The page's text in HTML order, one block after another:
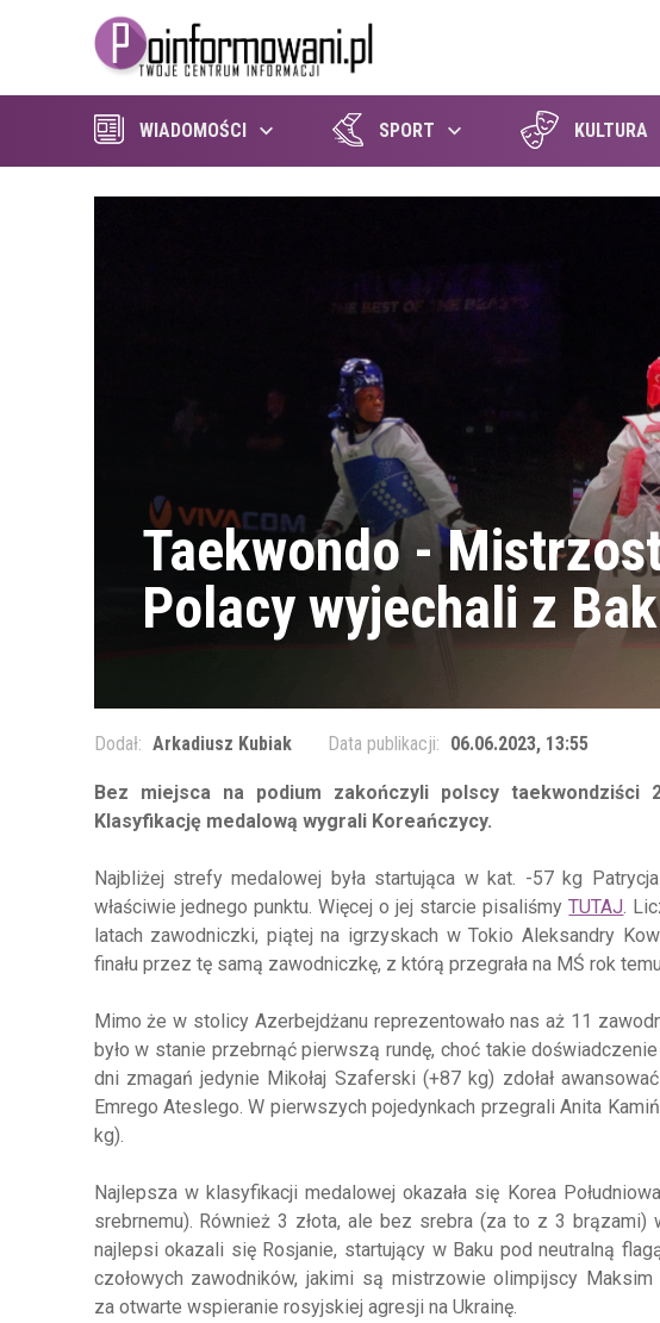
WIADOMOŚCI SPORT KULTURA
Taekwondo -
Polacy wyjechali z
Dodał: Arkadiusz Kubiak Data publikacji: 06.06.2023, 13:55
Bez miejsca na podium zakończyli polscy taekwondziści
Klasyfikację medalową wygrali Koreańczycy.
Najbliżej strefy medalowej była startująca w kat. -57 kg
właściwie jednego punktu. Więcej o jej starcie pisaliśmyTUTAJ.
latach zawodniczki, piątej na igrzyskach w Tokio Aleksandry
finału przez tę samą zawodniczkę, z którą przegrała na MŚ rok
Mimo że w stolicy Azerbejdżanu reprezentowało nas aż 11
było w stanie przebrnąć pierwszą rundę, choć takie
dni zmagań jedynie Mikołaj Szaferski (+87 kg) zdołał
Emrego Ateslego. W pierwszych pojedynkach przegrali Anita
kg).
Najlepsza w klasyfikacji medalowej okazała się Korea
srebrnemu). Również 3 złota, ale bez srebra (za to z 3
najlepsi okazali się Rosjanie, startujący w Baku pod neutralną
czołowych zawodników, jakimi są mistrzowie olimpijscy
za otwarte wspieranie rosyjskiej agresji na Ukrainę.